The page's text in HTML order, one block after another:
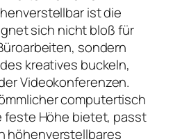
ist die
sich nicht bloß für
sondern
kreatives buckeln,
Videokonferenzen.
computertisch
feste Höhe bietet, passt
höhenverstellbares